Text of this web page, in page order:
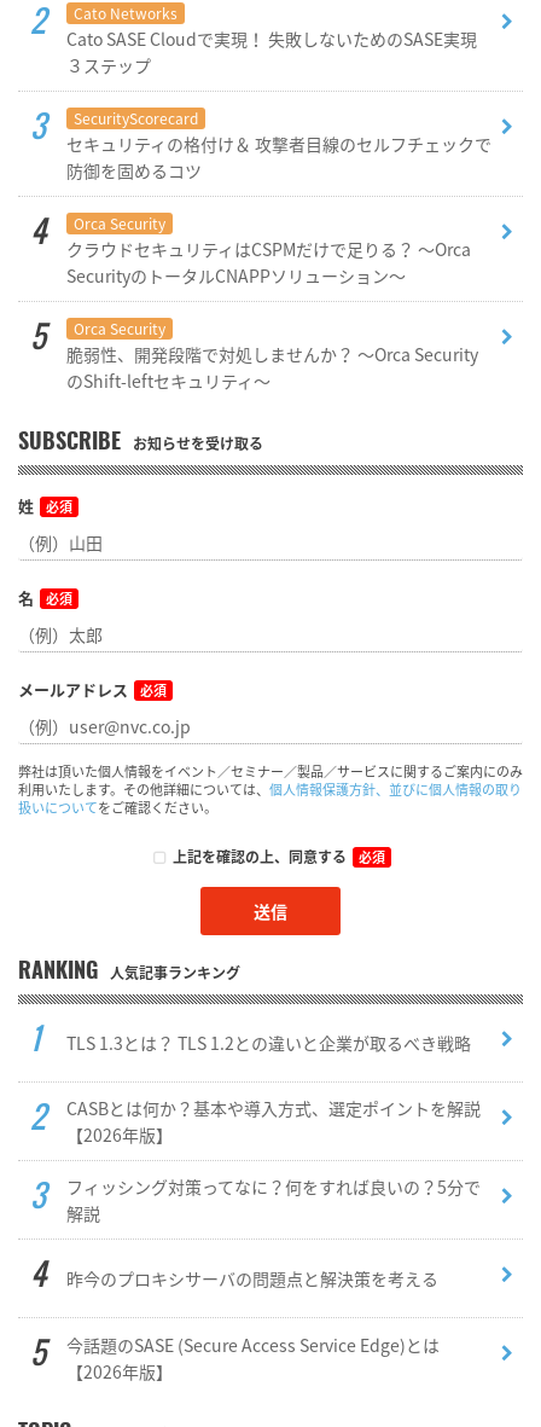
Cato Networks
Cato SASE Cloudで実現！ 失敗しないためのSASE実現
３ステップ
SecurityScorecard
セキュリティの格付け＆ 攻撃者目線のセルフチェックで
防御を固めるコツ
Orca Security
クラウドセキュリティはCSPMだけで足りる？ ～Orca
SecurityのトータルCNAPPソリューション～
Orca Security
脆弱性、開発段階で対処しませんか？ ～Orca Security
のShift-leftセキュリティ～
SUBSCRIBE お知らせを受け取る
姓 必須
名 必須
メールアドレス 必須
弊社は頂いた個人情報をイベント／セミナー／製品／サービスに関するご案内にのみ
利用いたします。その他詳細については、 個人情報保護方針、並びに個人情報の取り
扱いについてをご確認ください。
上記を確認の上、同意する 必須
RANKING 人気記事ランキング
TLS 1.3とは？ TLS 1.2との違いと企業が取るべき戦略
CASBとは何か？基本や導入方式、選定ポイントを解説
【2026年版】
フィッシング対策ってなに？何をすれば良いの？5分で
解説
昨今のプロキシサーバの問題点と解決策を考える
今話題のSASE (Secure Access Service Edge)とは
【2026年版】